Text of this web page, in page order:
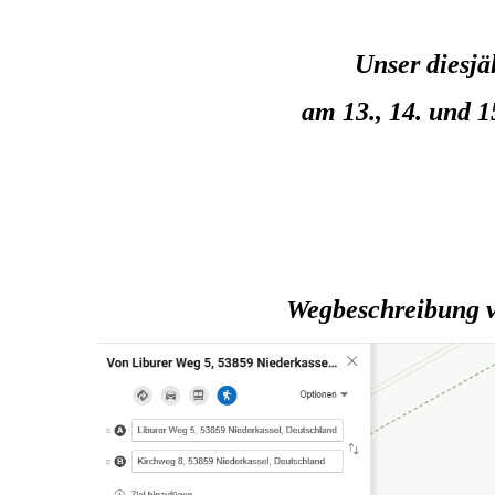
Unser
am 13., 14. und
Wegbeschreibung